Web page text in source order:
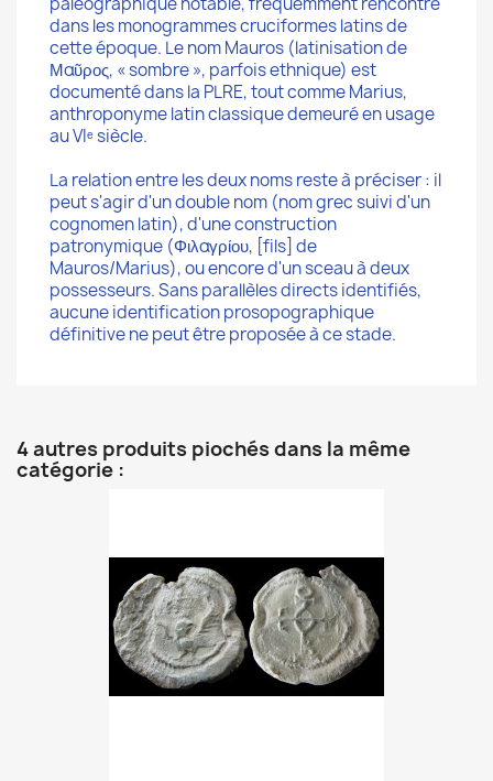
dans les monogrammes cruciformes latins de
cette époque. Le nom Mauros (latinisation de
Μαῦρος, « sombre », parfois ethnique) est
documenté dans la PLRE, tout comme Marius,
anthroponyme latin classique demeuré en usage
au VIᵉ siècle.
La relation entre les deux noms reste à préciser : il
peut s'agir d'un double nom (nom grec suivi d'un
cognomen latin), d'une construction
patronymique (Φιλαγρίου, [fils] de
Mauros/Marius), ou encore d'un sceau à deux
possesseurs. Sans parallèles directs identifiés,
aucune identification prosopographique
définitive ne peut être proposée à ce stade.
4 autres produits piochés dans la même
catégorie :